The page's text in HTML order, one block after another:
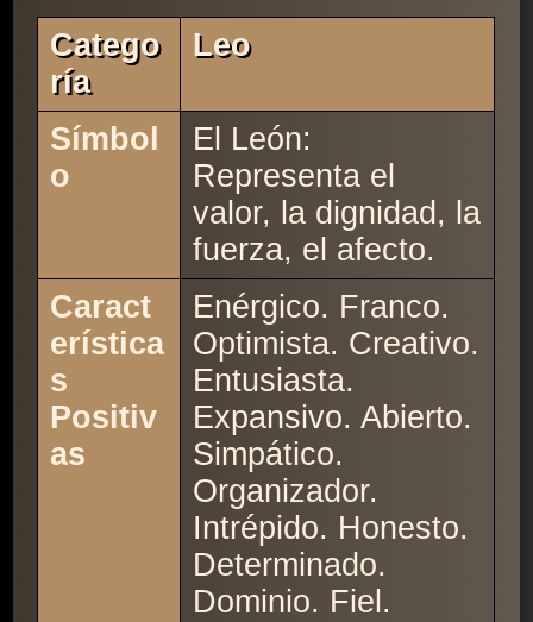
Catego
Ría
Leo
Símbol
o
El León:
Representa el
valor, la dignidad, la
fuerza, el afecto.
Caract
erística
s
Positiv
as
Enérgico. Franco.
Optimista. Creativo.
Entusiasta.
Expansivo. Abierto.
Simpático.
Organizador.
Intrépido. Honesto.
Determinado.
Dominio. Fiel.